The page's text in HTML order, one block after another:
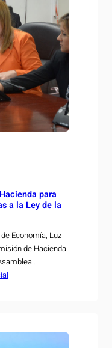
para
a la Ley de la
Economía, Luz
de Hacienda
esta cartera de